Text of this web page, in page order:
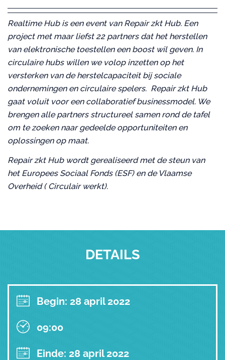
Realtime Hub is een event van Repair zkt Hub. Een
project met maar liefst 22 partners dat het herstellen
van elektronische toestellen een boost wil geven. In
circulaire hubs willen we volop inzetten op het
versterken van de herstelcapaciteit bij sociale
ondernemingen en circulaire spelers. Repair zkt Hub
gaat voluit voor een collaboratief businessmodel. We
brengen alle partners structureel samen rond de tafel
om te zoeken naar gedeelde opportuniteiten en
oplossingen op maat.
Repair zkt Hub wordt gerealiseerd met de steun van
het Europees Sociaal Fonds (ESF) en de Vlaamse
Overheid ( Circulair werkt).
DETAILS
Begin: 28 april 2022
09:00
Einde: 28 april 2022